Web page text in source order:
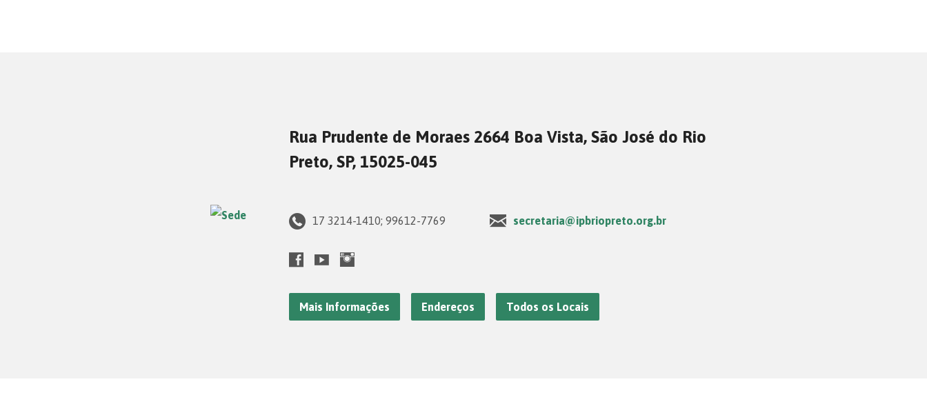
Rua Prudente de Moraes 2664 Boa Vista, São José do Rio
Preto, SP, 15025-045
17 3214-1410; 99612-7769 secretaria@ipbriopreto.org.br
Mais Informações Endereços Todos os Locais